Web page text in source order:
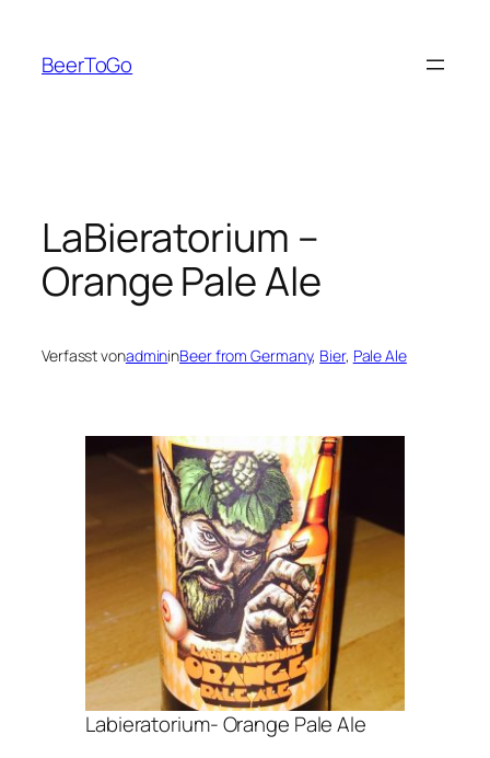
springen
BeerToGo
LaBieratorium –
Orange Pale Ale
Verfasst vonadmininBeer from Germany, Bier, Pale Ale
Labieratorium- Orange Pale Ale